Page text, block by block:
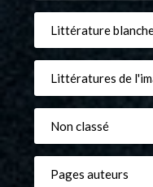
Littérature
Littératures de
Non classé
Pages auteurs